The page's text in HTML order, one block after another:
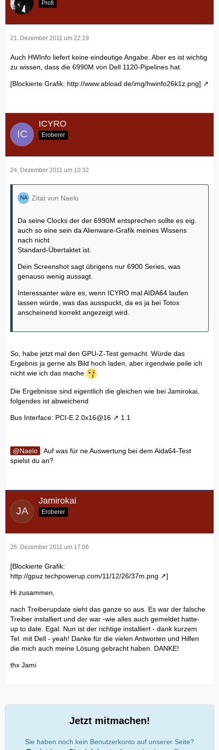
Profi
21. Dezember 2011 um 22:19
Auch HWInfo liefert keine eindeutige Angabe. Aber es ist wichtig
zu wissen, dass die 6990M von Dell 1120-Pipelines hat.
[Blockierte Grafik: http://www.abload.de/img/hwinfo26k1z.png]
ICYRO
Eroberer
24. Dezember 2011 um 10:32
Zitat von Naelo
Da seine Clocks der der 6990M entsprechen sollte es eig.
auch so eine sein da Alienware-Grafik meines Wissens
nach nicht
Standard-Übertaktet ist.
Dein Screenshot sagt übrigens nur 6900 Series, was
genauso wenig aussagt.
Interessanter wäre es, wenn ICYRO mal AIDA64 laufen
lassen würde, was das ausspuckt, da es ja bei Totox
anscheinend korrekt angezeigt wird.
So, habe jetzt mal den GPU-Z-Test gemacht. Würde das
Ergebnis ja gerne als Bild hoch laden, aber irgendwie peile ich
nicht wie ich das mache
Die Ergebnisse sind eigentlich die gleichen wie bei Jamirokai,
folgendes ist abweichend
Bus Interface: PCI-E 2.0x16@16 1.1
Naelo : Auf was für ne Auswertung bei dem Aida64-Test
spielst du an?
Jamirokai
Eroberer
26. Dezember 2011 um 17:06
[Blockierte Grafik:
http://gpuz.techpowerup.com/11/12/26/37m.png
]
Hi zusammen,
nach Treiberupdate sieht das ganze so aus. Es war der falsche
Treiber installiert und der war -wie alles auch gemeldet hatte-
up to date. Egal. Nun ist der richtige installiert - dank kurzem
Tel. mit Dell - yeah! Danke für die vielen Antworten und Hilfen
die mich auch meine Lösung gebracht haben. DANKE!
thx Jami
Jetzt mitmachen!
Sie haben noch kein Benutzerkonto auf unserer Seite?